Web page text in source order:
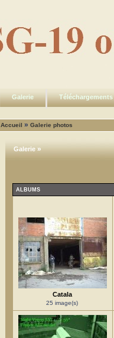
Galerie Téléchargements
Accueil »Galerie photos
Galerie »
ALBUMS
Catala
25 image(s)